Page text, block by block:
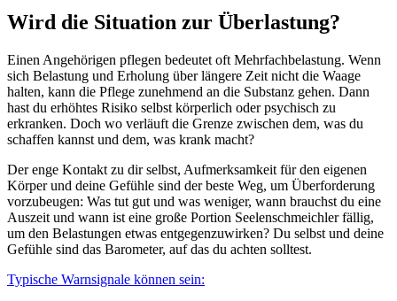
Wird die Situation zur Überlastung?
Einen Angehörigen pflegen bedeutet oft Mehrfachbelastung. Wenn
sich Belastung und Erholung über längere Zeit nicht die Waage
halten, kann die Pflege zunehmend an die Substanz gehen. Dann
hast du erhöhtes Risiko selbst körperlich oder psychisch zu
erkranken. Doch wo verläuft die Grenze zwischen dem, was du
schaffen kannst und dem, was krank macht?
Der enge Kontakt zu dir selbst, Aufmerksamkeit für den eigenen
Körper und deine Gefühle sind der beste Weg, um Überforderung
vorzubeugen: Was tut gut und was weniger, wann brauchst du eine
Auszeit und wann ist eine große Portion Seelenschmeichler fällig,
um den Belastungen etwas entgegenzuwirken? Du selbst und deine
Gefühle sind das Barometer, auf das du achten solltest.
Typische Warnsignale können sein: